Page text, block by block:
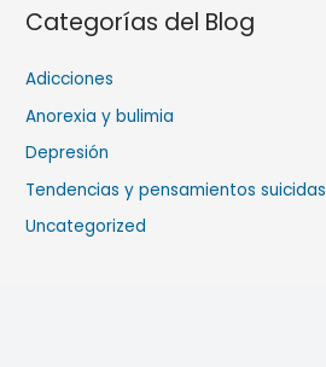
c
r
p
o
r
Categorías del Blog
Adicciones
Anorexia y bulimia
Depresión
Tendencias y pensamientos suicidas
Uncategorized